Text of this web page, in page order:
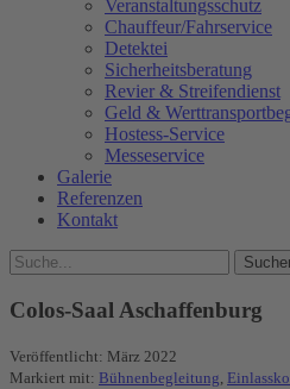
Veranstaltungsschutz
Chauffeur/Fahrservice
Detektei
Sicherheitsberatung
Revier & Streifendienst
Geld &
Hostess-Service
Messeservice
Galerie
Referenzen
Kontakt
Colos-Saal Aschaffenburg
Veröffentlicht: März 2022
Markiert mit: Bühnenbegleitung,